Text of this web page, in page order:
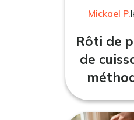
Mickael P.
Rôti de
de